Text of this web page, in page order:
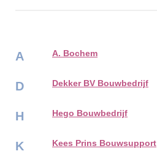
A A. Bochem
D Dekker BV Bouwbedrijf
H Hego Bouwbedrijf
K Kees Prins Bouwsupport